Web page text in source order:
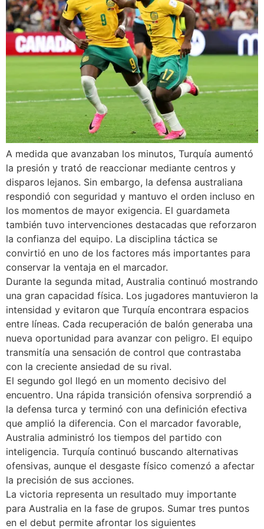
A medida que avanzaban los minutos, Turquía aumentó
la presión y trató de reaccionar mediante centros y
disparos lejanos. Sin embargo, la defensa australiana
respondió con seguridad y mantuvo el orden incluso en
los momentos de mayor exigencia. El guardameta
también tuvo intervenciones destacadas que reforzaron
la confianza del equipo. La disciplina táctica se
convirtió en uno de los factores más importantes para
conservar la ventaja en el marcador.
Durante la segunda mitad, Australia continuó mostrando
una gran capacidad física. Los jugadores mantuvieron la
intensidad y evitaron que Turquía encontrara espacios
entre líneas. Cada recuperación de balón generaba una
nueva oportunidad para avanzar con peligro. El equipo
transmitía una sensación de control que contrastaba
con la creciente ansiedad de su rival.
El segundo gol llegó en un momento decisivo del
encuentro. Una rápida transición ofensiva sorprendió a
la defensa turca y terminó con una definición efectiva
que amplió la diferencia. Con el marcador favorable,
Australia administró los tiempos del partido con
inteligencia. Turquía continuó buscando alternativas
ofensivas, aunque el desgaste físico comenzó a afectar
la precisión de sus acciones.
La victoria representa un resultado muy importante
para Australia en la fase de grupos. Sumar tres puntos
en el debut permite afrontar los siguientes